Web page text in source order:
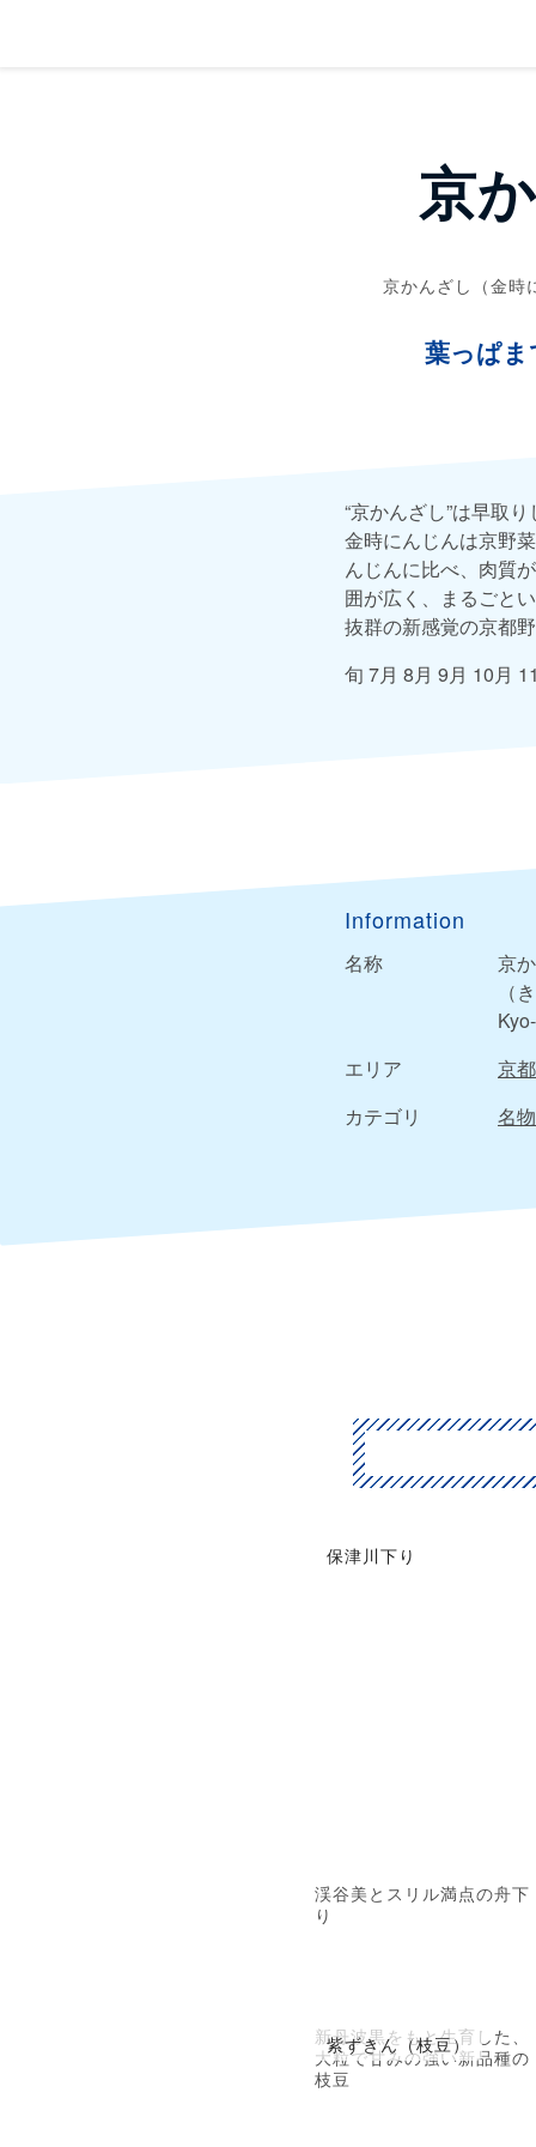
京
京かんざし（金時
葉っぱ
“京かんざし”は早取
金時にんじんは京野
んじんに比べ、肉質
囲が広く、まるごと
抜群の新感覚の京都
旬 7月 8月 9月 10月
Information
名称
京
（
エリア
京
カテゴリ
名
保津川下り
渓谷美とスリル満点の舟下
り
紫ずきん（枝豆）
新丹波黒をもと生育した、
大粒で甘みの強い新品種の
枝豆